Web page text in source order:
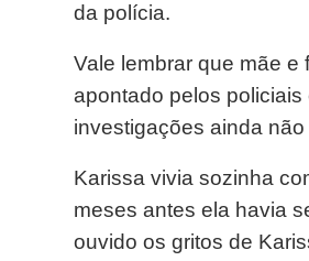
da polícia.
Vale lembrar que mãe
apontado pelos
investigações ainda
Karissa vivia sozinha
meses antes ela havia
ouvido os gritos de